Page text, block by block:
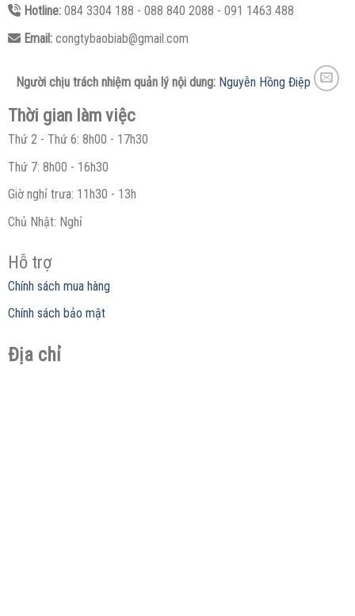
Hotline:084 3304 188 - 088 840 2088 - 091 1463 488
Email:congtybaobiab@gmail.com
Người chịu trách nhiệm quản lý nội dung: Nguyễn Hồng Điệp
Thời gian làm việc
Thứ 2 - Thứ 6: 8h00 - 17h30
Thứ 7: 8h00 - 16h30
Giờ nghỉ trưa: 11h30 - 13h
Chủ Nhật: Nghỉ
Hỗ trợ
Chính sách mua hàng
Chính sách bảo mật
Địa chỉ